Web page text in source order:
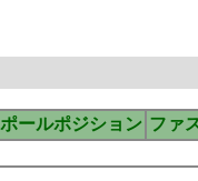
ポールポジション ファ